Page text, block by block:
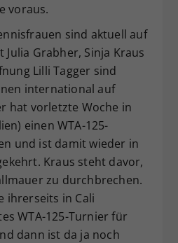
voraus.
sind aktuell auf
Grabher, Sinja Kraus
Lilli Tagger sind
international auf
hat vorletzte Woche in
einen WTA-125-
und ist damit wieder in
Kraus steht davor,
zu durchbrechen.
ihrerseits in Cali
WTA-125-Turnier für
dann ist da ja noch